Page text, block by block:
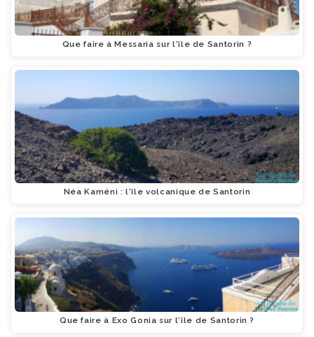
Que faire à Messaria sur l'île de Santorin ?
Néa Kaméni : l'île volcanique de Santorin
Que faire à Exo Gonia sur l'île de Santorin ?